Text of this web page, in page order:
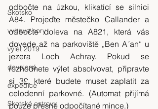
Skotsko
vybava hory
výlet 2019
dovolená
expedice
Skotské ostrovy
odbočte na úzkou, klikatící se silnici
A84. Projeďte městečko Callander a
odbočte doleva na A821, která vás
dovede až na parkoviště „Ben A´an“ u
jezera Loch Achray. Pokud se
rozhodnete výlet absolvovat, připravte
si 3£, které budete muset zaplatit za
celodenní parkovné. (Automat přijímá
pouze přesně odpočítané mince.)